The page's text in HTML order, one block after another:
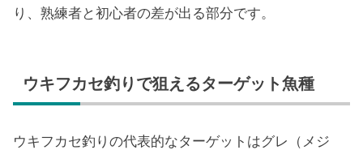
り、熟練者と初心者の差が出る部分です。
ウキフカセ釣りで狙えるターゲット魚種
ウキフカセ釣りの代表的なターゲットはグレ（メジ